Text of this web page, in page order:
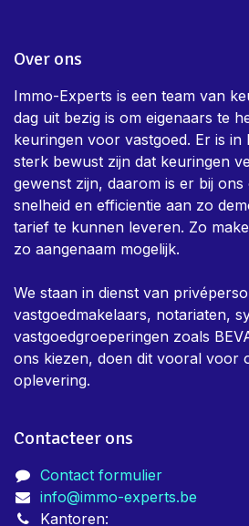
Over ons
Immo-Experts is een team van
dag uit bezig is om eigenaars te
keuringen voor vastgoed. Er is in
sterk bewust zijn dat keuringen
gewenst zijn, daarom is er bij
snelheid en efficientie aan zo
tarief te kunnen leveren. Zo
zo aangenaam mogelijk.
We staan in dienst van
vastgoedmakelaars, notariaten,
vastgoedgroeperingen zoals
ons kiezen, doen dit vooral voor
oplevering.
Contacteer ons
Contact formulier
info@immo-experts.be
Kantoren: